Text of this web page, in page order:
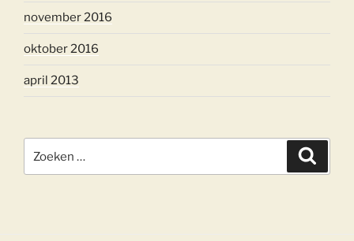
november 2016
oktober 2016
april 2013
naar: